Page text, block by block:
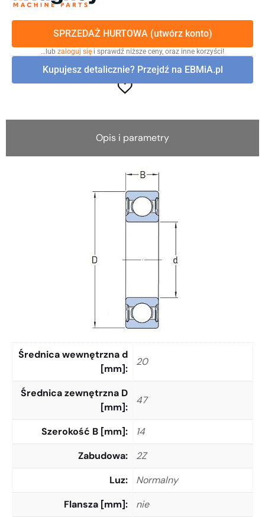
SPRZEDAŻ HURTOWA (utwórz konto)
…lub zaloguj się i sprawdź niższe ceny, oraz inne korzyści!
Kupujesz detalicznie? Przejdź na EBMiA.pl
Opis i parametry
Średnica wewnętrzna d
[mm]
20
Średnica zewnętrzna D
[mm]
47
Szerokość B [mm]
14
Zabudowa
2Z
Luz
Normalny
Flansza [mm]
nie